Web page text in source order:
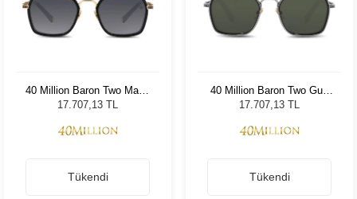
40 Million Baron Two Matte
Black Black 910
17.707,13 TL
Tükendi
40 Million Baron Two Gun
Black 630
17.707,13 TL
Tükendi